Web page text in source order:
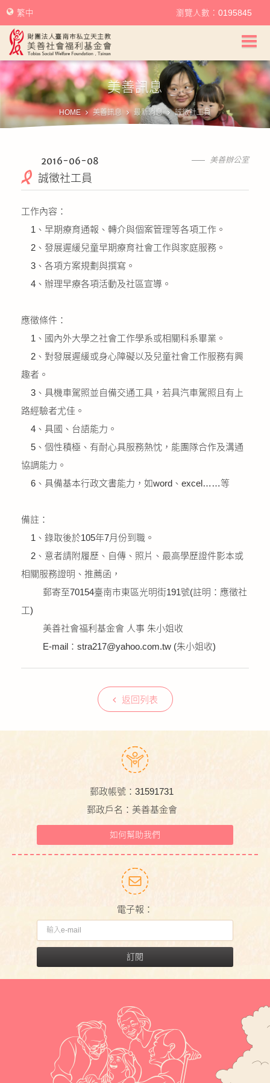
美善社會福利基金會首頁
關於美善
美善服務
幫助美善
捐款徵信
公益義賣
繁中 瀏覽人數：0195845
美善訊息
HOME 美善訊息 最新消息 誠徵社工員
美善辦公室
2016-06-08
誠徵社工員
工作內容：
1、早期療育通報、轉介與個案管理等各項工作。
2、發展遲緩兒童早期療育社會工作與家庭服務。
3、各項方案規劃與撰寫。
4、辦理早療各項活動及社區宣導。
應徵條件：
1、國內外大學之社會工作學系或相關科系畢業。
2、對發展遲緩或身心障礙以及兒童社會工作服務有興
趣者。
3、具機車駕照並自備交通工具，若具汽車駕照且有上
路經驗者尤佳。
4、具國、台語能力。
5、個性積極、有耐心具服務熱忱，能團隊合作及溝通
協調能力。
6、具備基本行政文書能力，如word、excel……等
備註：
1、錄取後於105年7月份到職。
2、意者請附履歷、自傳、照片、最高學歷證件影本或
相關服務證明、推薦函，
郵寄至70154臺南市東區光明街191號(註明：應徵社
工)
美善社會福利基金會 人事 朱小姐收
E-mail：stra217@yahoo.com.tw (朱小姐收)
返回列表
郵政帳號：31591731
郵政戶名：美善基金會
如何幫助我們
電子報：
訂閱